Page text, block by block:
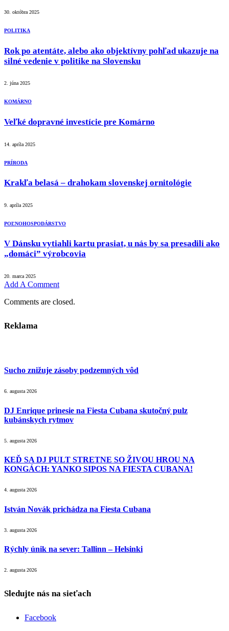
30. októbra 2025
POLITIKA
Rok po atentáte, alebo ako objektívny pohľad ukazuje na
silné vedenie v politike na Slovensku
2. júna 2025
KOMÁRNO
Veľké dopravné investície pre Komárno
14. apríla 2025
PRÍRODA
Krakľa belasá – drahokam slovenskej ornitológie
9. apríla 2025
POĽNOHOSPODÁRSTVO
V Dánsku vytiahli kartu prasiat, u nás by sa presadili ako
„domáci” výrobcovia
20. marca 2025
Add A Comment
Comments are closed.
Reklama
Sucho znižuje zásoby podzemných vôd
6. augusta 2026
DJ Enrique prinesie na Fiesta Cubana skutočný pulz
kubánskych rytmov
5. augusta 2026
KEĎ SA DJ PULT STRETNE SO ŽIVOU HROU NA
KONGÁCH: YANKO SIPOS NA FIESTA CUBANA!
4. augusta 2026
István Novák prichádza na Fiesta Cubana
3. augusta 2026
Rýchly únik na sever: Tallinn – Helsinki
2. augusta 2026
Sledujte nás na sieťach
Facebook